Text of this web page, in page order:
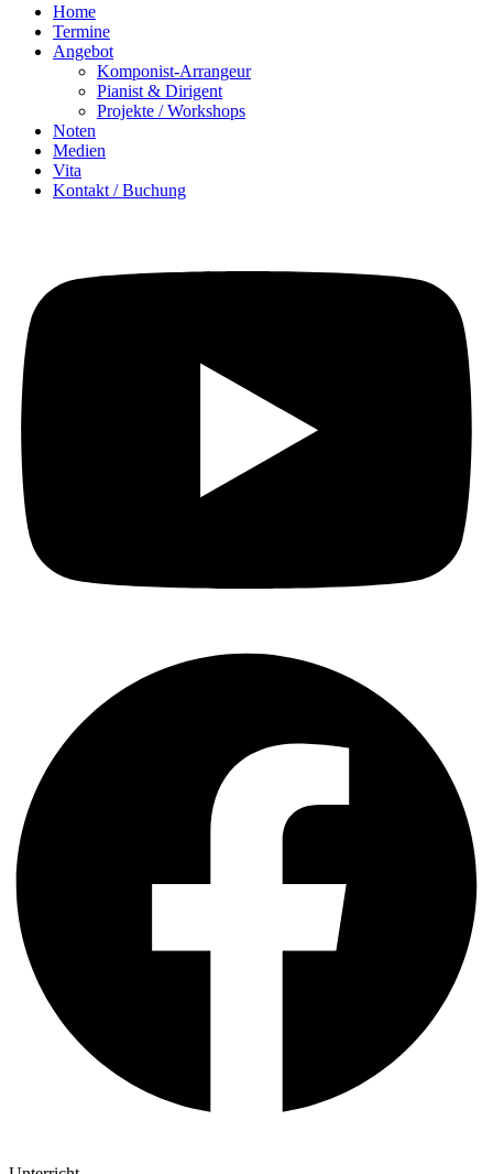
Home
Termine
Angebot
Komponist-Arrangeur
Pianist & Dirigent
Projekte / Workshops
Noten
Medien
Vita
Kontakt / Buchung